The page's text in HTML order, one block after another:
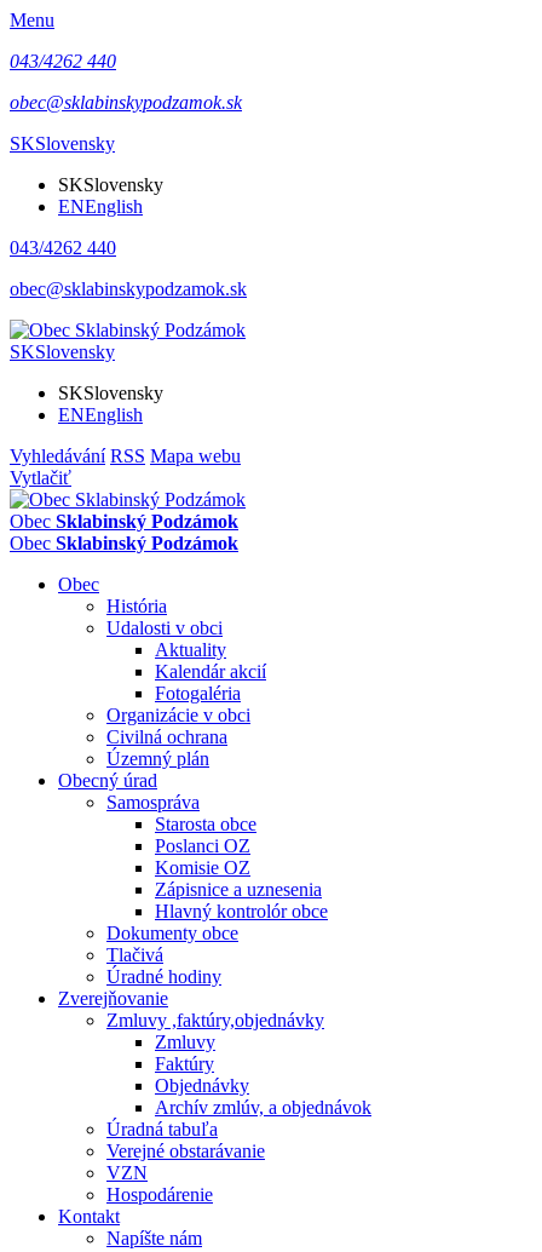
Menu
043/4262 440
obec@sklabinskypodzamok.sk
SKSlovensky
SKSlovensky
ENEnglish
043/4262 440
obec@sklabinskypodzamok.sk
SKSlovensky
SKSlovensky
ENEnglish
Vyhledávání RSS Mapa webu
Vytlačiť
Obec Sklabinský Podzámok
Obec Sklabinský Podzámok
Obec
História
Udalosti v obci
Aktuality
Kalendár akcií
Fotogaléria
Organizácie v obci
Civilná ochrana
Územný plán
Obecný úrad
Samospráva
Starosta obce
Poslanci OZ
Komisie OZ
Zápisnice a uznesenia
Hlavný kontrolór obce
Dokumenty obce
Tlačivá
Úradné hodiny
Zverejňovanie
Zmluvy ,faktúry,objednávky
Zmluvy
Faktúry
Objednávky
Archív zmlúv, a objednávok
Úradná tabuľa
Verejné obstarávanie
VZN
Hospodárenie
Kontakt
Napíšte nám